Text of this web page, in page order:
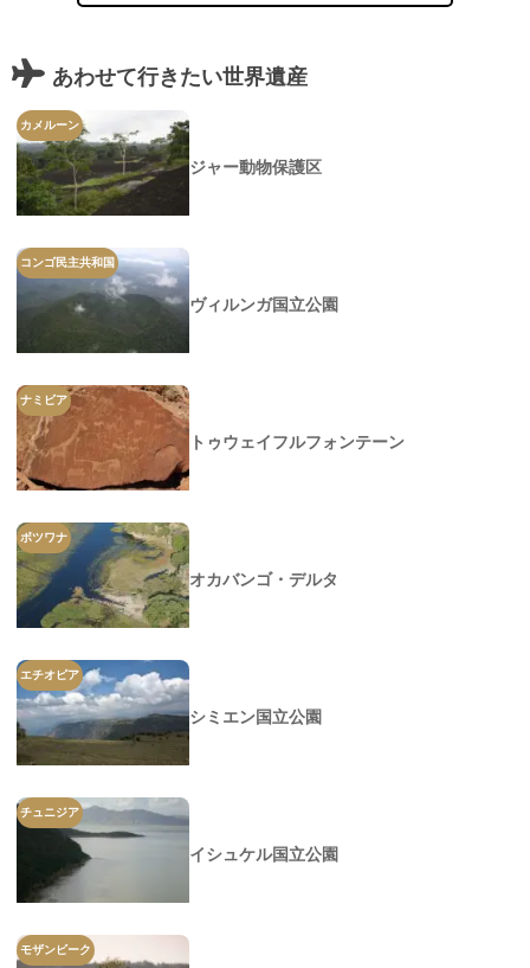
あわせて行きたい世界遺産
カメルーン
ジャー動物保護区
コンゴ民主共和国
ヴィルンガ国立公園
ナミビア
トゥウェイフルフォンテーン
ボツワナ
オカバンゴ・デルタ
エチオピア
シミエン国立公園
チュニジア
イシュケル国立公園
モザンビーク